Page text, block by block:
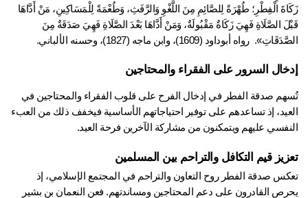
قَبْلَ الصَّلَاةِ فَهِيَ زَكَاةٌ مَقْبُولَةٌ، وَمَنْ أَدَّاهَا بَعْدَ الصَّلَاةِ فَهِيَ صَدَقَةٌ مِنَ
رواه أبوداود (1609)، وابن ماجه (1827)، وحسنه الألباني.
السرور على الفقراء والمحتاجين
تُسهم صدقة الفطر في إدخال الفرح على قلوب الفقراء والمحتاجين في
العيد، إذ تساعدهم على توفير احتياجاتهم الأساسية فيخفف ذلك من العبء
عليهم ويتمكنون من مشاركة الآخرين فرحة العيد.
قيم التكافل والتراحم بين المسلمين
تعكس صدقة الفطر روح التعاون والتراحم في المجتمع الإسلامي، إذ
يحرص القادرون على دعم المحتاجين ومساندتهم. فعن النعمان بن بشير